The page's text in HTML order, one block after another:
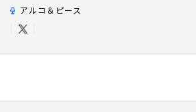
アルコ＆ピース